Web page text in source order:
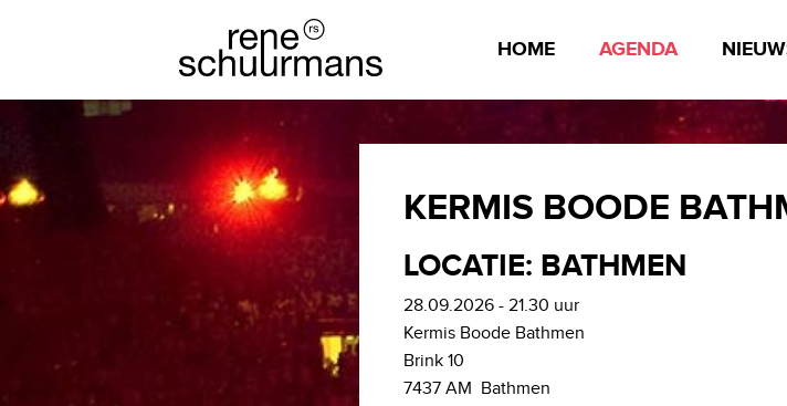
HOME AGENDA
KERMIS BOODE
LOCATIE: BATHMEN
28.09.2026 - 21.30 uur
Kermis Boode Bathmen
Brink 10
7437 AM Bathmen